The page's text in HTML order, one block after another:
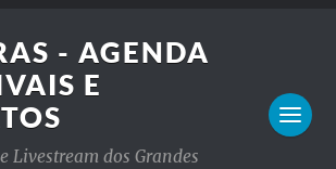
- AGENDA
E
Livestream dos Grandes